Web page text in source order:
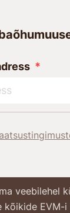
veebilehel
kõikide EVM-